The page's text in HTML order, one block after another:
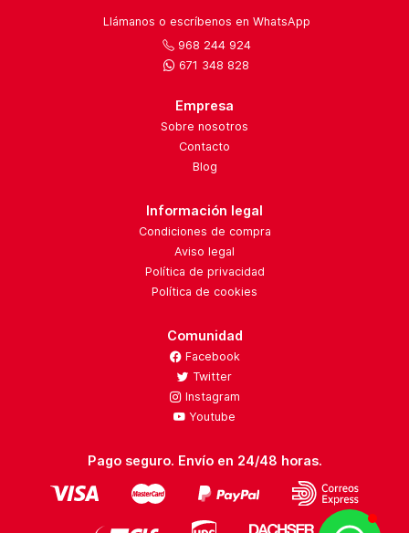
Llámanos o escríbenos en WhatsApp
968 244 924
671 348 828
Empresa
Sobre nosotros
Contacto
Blog
Información legal
Condiciones de compra
Aviso legal
Política de privacidad
Política de cookies
Comunidad
Facebook
Twitter
Instagram
Youtube
Pago seguro. Envío en 24/48 horas.